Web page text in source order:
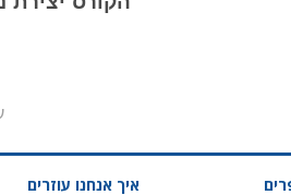
איך אנחנו עוזרים